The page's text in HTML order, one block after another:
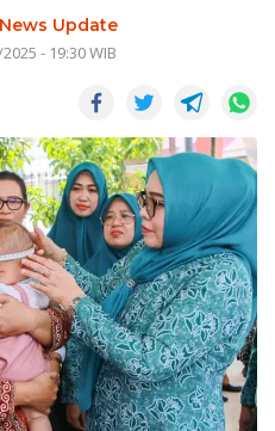
News Update
- 19:30 WIB